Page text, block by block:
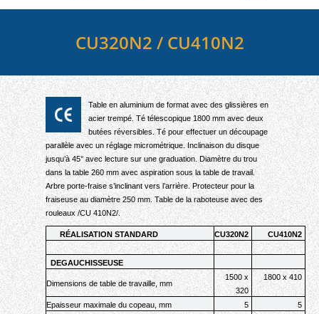
CU320N2 / CU410N2
Table en aluminium de format avec des glissières en
acier trempé. Té télescopique 1800 mm avec deux
butées réversibles. Té pour effectuer un découpage
parallèle avec un réglage micrométrique. Inclinaison du disque
jusqu’à 45° avec lecture sur une graduation. Diamètre du trou
dans la table 260 mm avec aspiration sous la table de travail.
Arbre porte-fraise s’inclinant vers l’arrière. Protecteur pour la
fraiseuse au diamètre 250 mm. Table de la raboteuse avec des
rouleaux /CU 410N2/.
RÉALISATION STANDARD CU320N2 CU410N2
DEGAUCHISSEUSE
Dimensions de table de travaille, mm
1500 х
320
1800 х 410
Epaisseur maximale du copeau , mm 5
5